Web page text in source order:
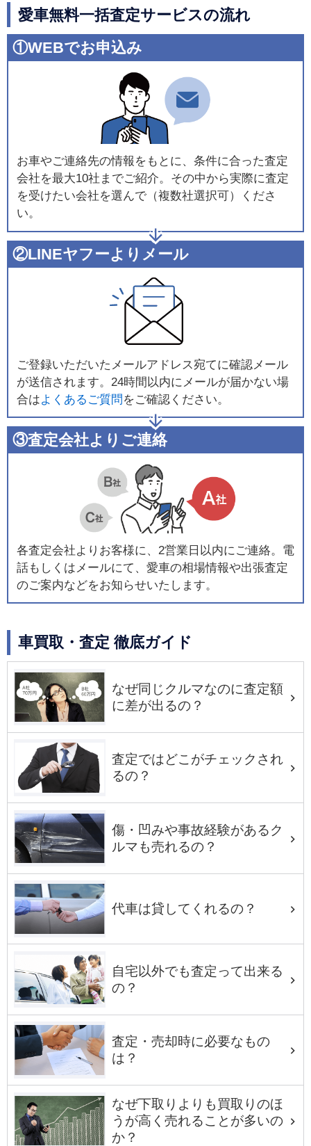
愛車無料一括査定サービスの流れ
①WEBでお申込み
お車やご連絡先の情報をもとに、条件に合った査定
会社を最大10社までご紹介。その中から実際に査定
を受けたい会社を選んで（複数社選択可）くださ
い。
②LINEヤフーよりメール
ご登録いただいたメールアドレス宛てに確認メール
が送信されます。24時間以内にメールが届かない場
合はよくあるご質問 をご確認ください。
③査定会社よりご連絡
各査定会社よりお客様に、2営業日以内にご連絡。電
話もしくはメールにて、愛車の相場情報や出張査定
のご案内などをお知らせいたします。
車買取・査定 徹底ガイド
なぜ同じクルマなのに査定額
に差が出るの？
査定ではどこがチェックされ
るの？
傷・凹みや事故経験があるク
ルマも売れるの？
代車は貸してくれるの？
自宅以外でも査定って出来る
の？
査定・売却時に必要なもの
は？
なぜ下取りよりも買取りのほ
うが高く売れることが多いの
か？